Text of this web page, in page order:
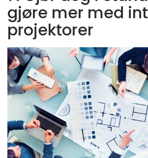
gjøre mer med
projektorer